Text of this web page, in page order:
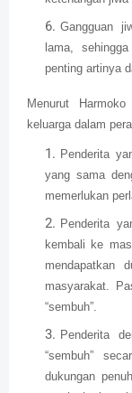
Gangguan
lama,
penting artinya
Menurut
keluarga dalam
Penderita
yang sama
memerlukan
Penderita
kembali ke
mendapatkan
masyarakat.
“sembuh”.
Penderita
“sembuh”
dukungan